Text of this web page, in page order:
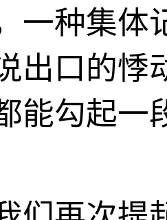
一种集体
出口的悸
能勾起一